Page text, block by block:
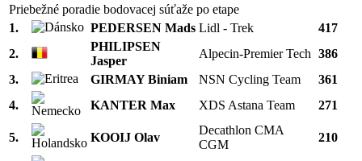
Priebežné poradie bodovacej súťaže po etape
1.
PEDERSEN Mads Lidl - Trek
417
2.
PHILIPSEN
Jasper
Alpecin-Premier Tech 386
3.
GIRMAY Biniam NSN Cycling Team
361
4.
KANTER Max XDS Astana Team 271
5. KOOIJ Olav
Decathlon CMA
CGM
210